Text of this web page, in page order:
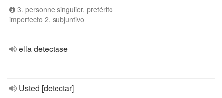
3. personne singulier, pretérito
imperfecto 2, subjuntivo
ella detectase
Usted [detectar]